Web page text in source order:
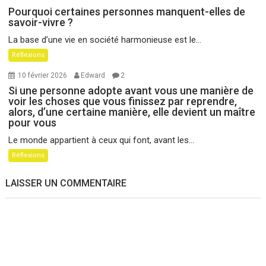
Pourquoi certaines personnes manquent-elles de
savoir-vivre ?
La base d’une vie en société harmonieuse est le...
Réflexions
10 février 2026 Edward 2
Si une personne adopte avant vous une manière de
voir les choses que vous finissez par reprendre,
alors, d’une certaine manière, elle devient un maître
pour vous
Le monde appartient à ceux qui font, avant les...
Réflexions
LAISSER UN COMMENTAIRE